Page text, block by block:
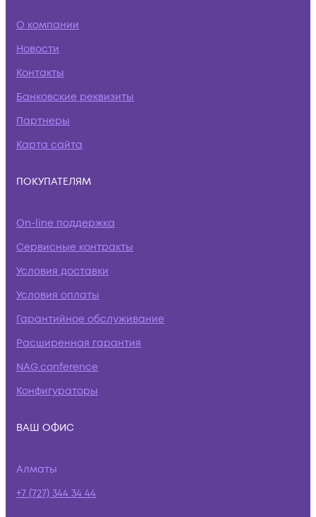
О компании
Новости
Контакты
Банковские реквизиты
Партнеры
Карта сайта
ПОКУПАТЕЛЯМ
On-line поддержка
Сервисные контракты
Условия доставки
Условия оплаты
Гарантийное обслуживание
Расширенная гарантия
NAG.conference
Конфигураторы
ВАШ ОФИС
Алматы
+7 (727) 344 34 44